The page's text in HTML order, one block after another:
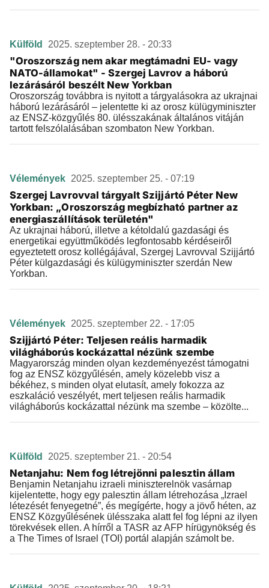
Külföld 2025. szeptember 28. - 20:33
"Oroszország nem akar megtámadni EU- vagy
NATO-államokat" - Szergej Lavrov a háború
lezárásáról beszélt New Yorkban
Oroszország továbbra is nyitott a tárgyalásokra az ukrajnai
háború lezárásáról – jelentette ki az orosz külügyminiszter
az ENSZ-közgyűlés 80. ülésszakának általános vitáján
tartott felszólalásában szombaton New Yorkban.
Vélemények 2025. szeptember 25. - 07:19
Szergej Lavrovval tárgyalt Szijjártó Péter New
Yorkban: „Oroszország megbízható partner az
energiaszállítások területén"
Az ukrajnai háború, illetve a kétoldalú gazdasági és
energetikai együttműködés legfontosabb kérdéseiről
egyeztetett orosz kollégájával, Szergej Lavrovval Szijjártó
Péter külgazdasági és külügyminiszter szerdán New
Yorkban.
Vélemények 2025. szeptember 22. - 17:05
Szijjártó Péter: Teljesen reális harmadik
világháborús kockázattal nézünk szembe
Magyarország minden olyan kezdeményezést támogatni
fog az ENSZ közgyűlésén, amely közelebb visz a
békéhez, s minden olyat elutasít, amely fokozza az
eszkaláció veszélyét, mert teljesen reális harmadik
világháborús kockázattal nézünk ma szembe – közölte...
Külföld 2025. szeptember 21. - 20:54
Netanjahu: Nem fog létrejönni palesztin állam
Benjamin Netanjahu izraeli miniszterelnök vasárnap
kijelentette, hogy egy palesztin állam létrehozása „Izrael
létezését fenyegetné”, és megígérte, hogy a jövő héten, az
ENSZ Közgyűlésének ülésszaka alatt fel fog lépni az ilyen
törekvések ellen. A hírről a TASR az AFP hírügynökség és
a The Times of Israel (TOI) portál alapján számolt be.